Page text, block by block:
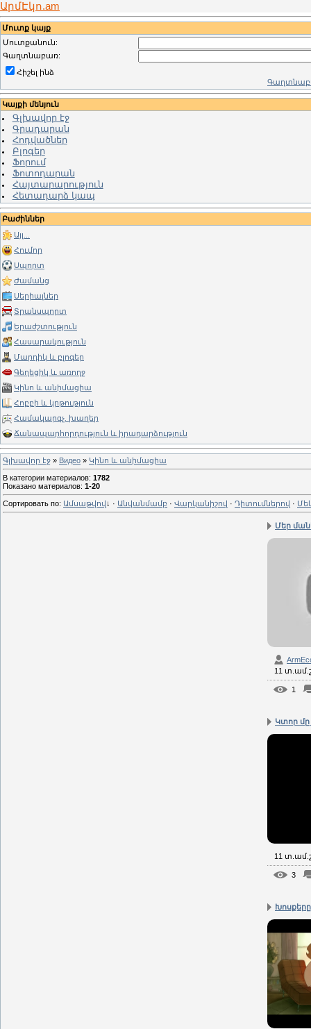
ԱրմԷկո.am
Մուտք կայք
Մուտքանուն:
Գաղտնաբառ:
Հիշել ինձ
Կայքի մենյուն
Գլխավոր էջ
Գրադարան
Հոդվածներ
Բլոգեր
Ֆորում
Ֆոտոդարան
Հայտարարություն
Հետադարձ կապ
Բաժիններ
Այլ...
Հումոր
Սպորտ
Ժամանց
Սերիալներ
Տրանսպորտ
Երաժշտություն
Հասարակություն
Մարդիկ և բլոգեր
Գեղեցիկ և առողջ
Կինո և անիմացիա
Հոբբի և կրթություն
Համակարգչ. խաղեր
Ճանապարհորդություն և իրադարձություն
Գլխավոր էջ » Видео » Կինո և անիմացիա
В категории материалов: 1782
Показано материалов: 1-20
Сортировать по: Ամսաթվով↓ · Անվանմամբ · Վարկանիշով · Դիտումներով ·
Մեր
11
1
Կտոր մը
11
3
Խոսքերը